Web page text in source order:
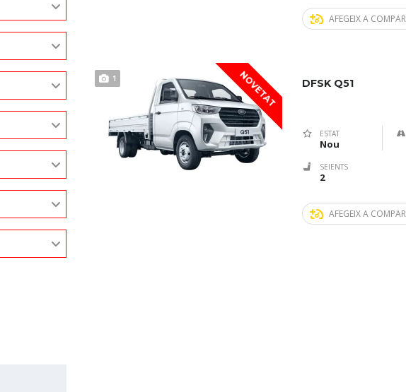
AFEGEIX A
1 NOVETAT DFSK Q51
ESTAT
Nou
SEIENTS
2
AFEGEIX A